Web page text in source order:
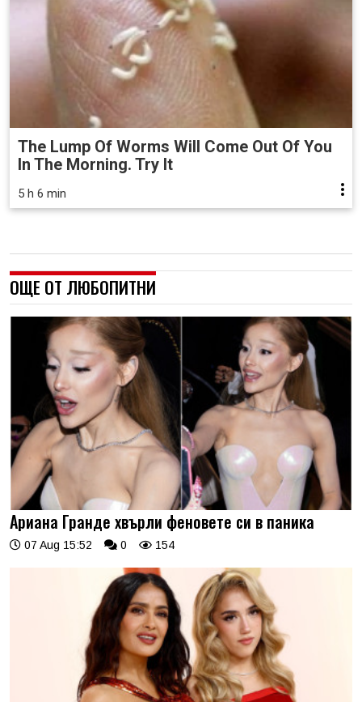
The Lump Of Worms Will Come Out Of You
In The Morning. Try It
5 h 6 min
ОЩЕ ОТ ЛЮБОПИТНИ
Ариана Гранде хвърли феновете си в паника
07 Aug 15:52 0 154